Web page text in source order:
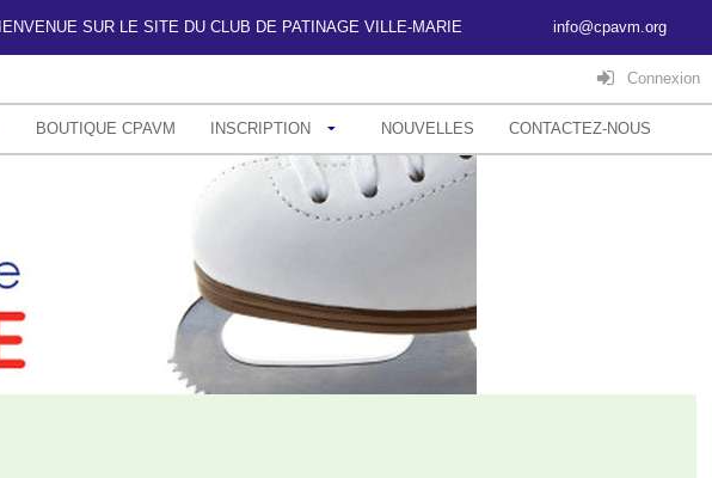
SUR LE SITE DU CLUB DE PATINAGE VILLE-MARIE info@cpavm.org
Connexion
BOUTIQUE CPAVM INSCRIPTION NOUVELLES CONTACTEZ-NOUS